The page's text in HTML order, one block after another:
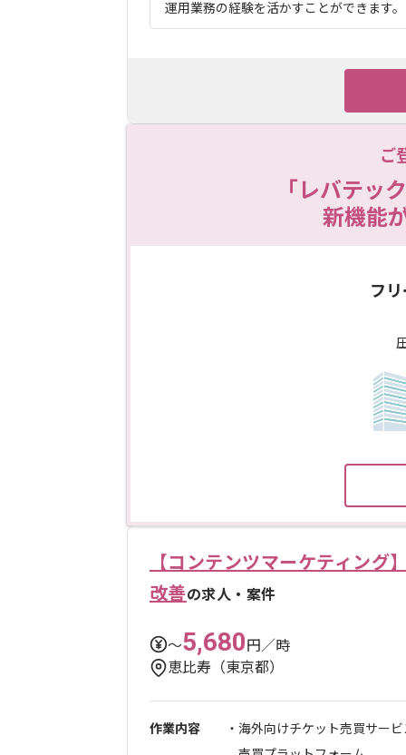
運用業務の経験を活かすことができます
ご
「レバテッ
新機能
フ
【コンテンツマーケティング
改善の求人・案件
〜5,680円／時
恵比寿（東京都）
作業内容
・海外向けチケット売買サー